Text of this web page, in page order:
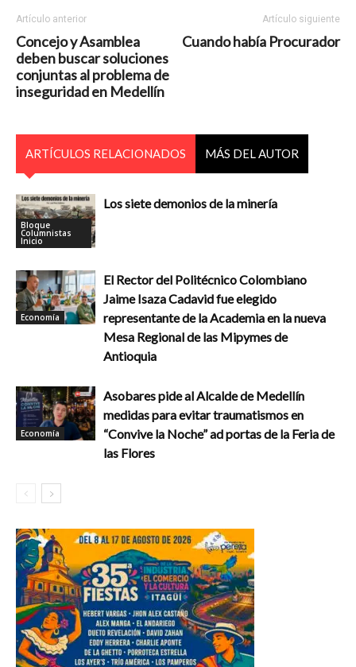
Artículo anterior
Concejo y Asamblea
deben buscar soluciones
conjuntas al problema de
inseguridad en Medellín
Artículo siguiente
Cuando había Procurador
ARTÍCULOS RELACIONADOS MÁS DEL AUTOR
Bloque
Columnistas
Inicio
Los siete demonios de la minería
Economía
El Rector del Politécnico Colombiano
Jaime Isaza Cadavid fue elegido
representante de la Academia en la nueva
Mesa Regional de las Mipymes de
Antioquia
Economía
Asobares pide al Alcalde de Medellín
medidas para evitar traumatismos en
“Convive la Noche” ad portas de la Feria de
las Flores